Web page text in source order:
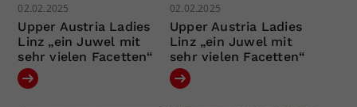
02.02.2025
Upper Austria Ladies
Linz „ein Juwel mit
sehr vielen Facetten“
02.02.2025
Upper Austria Ladies
Linz „ein Juwel mit
sehr vielen Facetten“